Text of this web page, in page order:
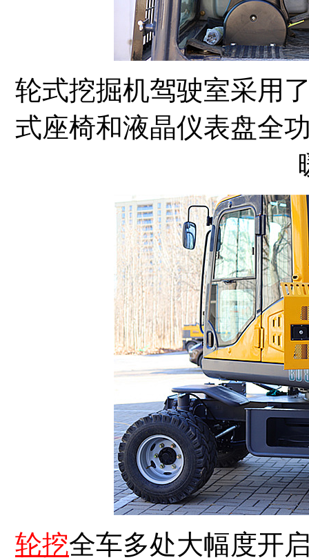
轮式挖掘机驾驶室采用
式座椅和液晶仪表盘全
轮挖全车多处大幅度开